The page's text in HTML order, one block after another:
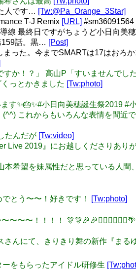
人です… [Tw:@Pa_Orange_3Star]
T-J Remix [URL] #sm36091564
線 最終日ですがちょうど小日向美
159話。黒… [Post]
った。今までSMARTは17はおろ
か！？」 高山P「すいませんでし
っとかきました [Tw:photo]
す✨🎂✨#小日向美穂誕生祭2019 #
これからもいろんな表情を間近
たんだが [Tw:video]
Live 2019』にお越しくださりあ
希望を妹属性だと思っている人
とう〜〜！好きです！ [Tw:photo]
〜〜〜！！！！
んにて、きりきり舞の新作『ま
をもらったアイドル研修生